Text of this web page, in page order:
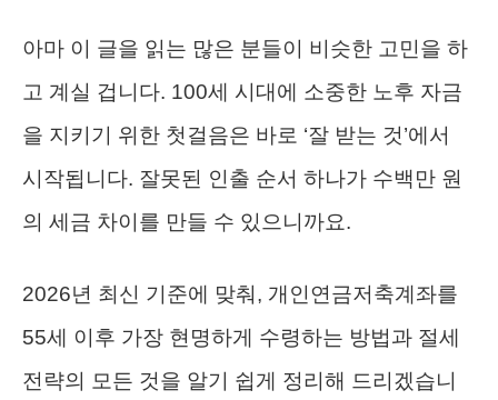
아마 이 글을 읽는 많은 분들이 비슷한 고민을 하
고 계실 겁니다. 100세 시대에 소중한 노후 자금
을 지키기 위한 첫걸음은 바로 ‘잘 받는 것’에서
시작됩니다. 잘못된 인출 순서 하나가 수백만 원
의 세금 차이를 만들 수 있으니까요.
2026년 최신 기준에 맞춰, 개인연금저축계좌를
55세 이후 가장 현명하게 수령하는 방법과 절세
전략의 모든 것을 알기 쉽게 정리해 드리겠습니